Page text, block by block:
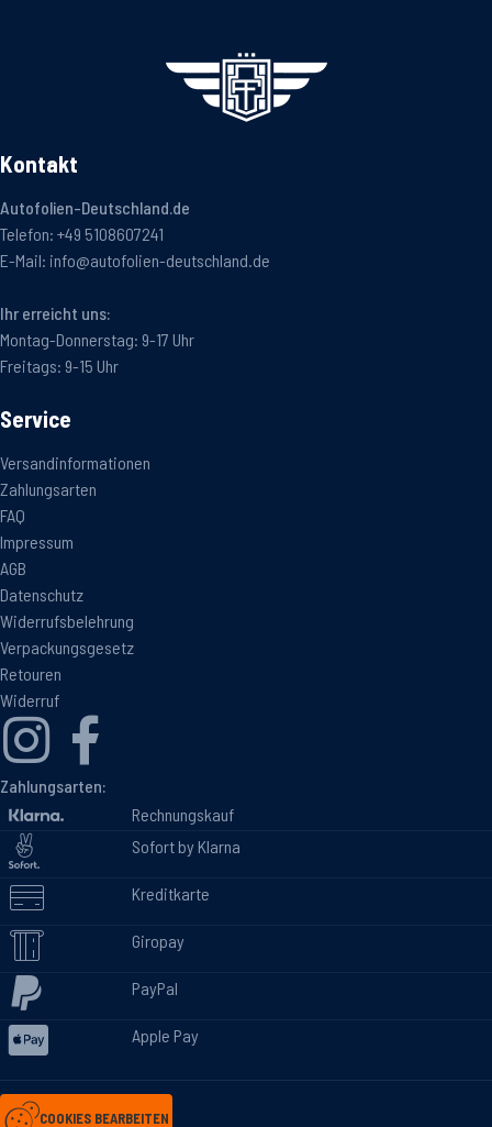
Kontakt
Autofolien-Deutschland.de
Telefon: +49 5108607241
E-Mail: info@autofolien-deutschland.de
Ihr erreicht uns:
Montag-Donnerstag: 9-17 Uhr
Freitags: 9-15 Uhr
Service
Versandinformationen
Zahlungsarten
FAQ
Impressum
AGB
Datenschutz
Widerrufsbelehrung
Verpackungsgesetz
Retouren
Widerruf
Zahlungsarten:
Rechnungskauf
Sofort by Klarna
Kreditkarte
Giropay
PayPal
Apple Pay
COOKIES BEARBEITEN